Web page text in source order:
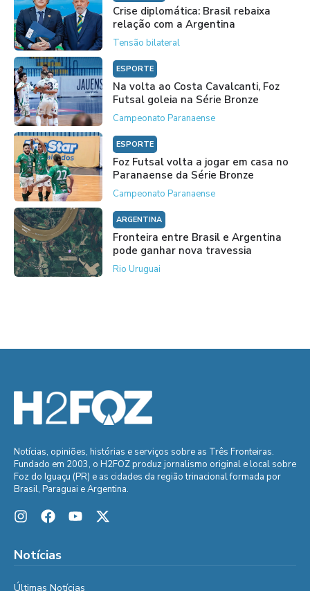
Crise diplomática: Brasil rebaixa
relação com a Argentina
Tensão bilateral
ESPORTE
Na volta ao Costa Cavalcanti, Foz
Futsal goleia na Série Bronze
Campeonato Paranaense
ESPORTE
Foz Futsal volta a jogar em casa no
Paranaense da Série Bronze
Campeonato Paranaense
ARGENTINA
Fronteira entre Brasil e Argentina
pode ganhar nova travessia
Rio Uruguai
Notícias, opiniões, histórias e serviços sobre as Três Fronteiras.
Fundado em 2003, o H2FOZ produz jornalismo original e local sobre
Foz do Iguaçu (PR) e as cidades da região trinacional formada por
Brasil, Paraguai e Argentina.
Notícias
Últimas Notícias